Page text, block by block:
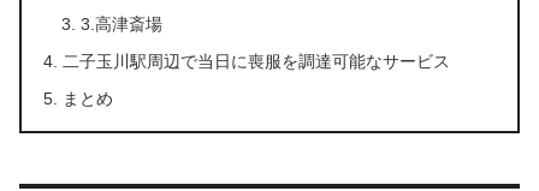
3.高津斎場
二子玉川駅周辺で当日に喪服を調達可能なサービス
まとめ